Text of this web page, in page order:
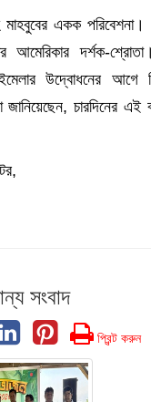
মাহবুবের একক
দর্শক-
উদ্বোধনের
চারদিনের এই
সংবাদ
প্রিন্ট করুন